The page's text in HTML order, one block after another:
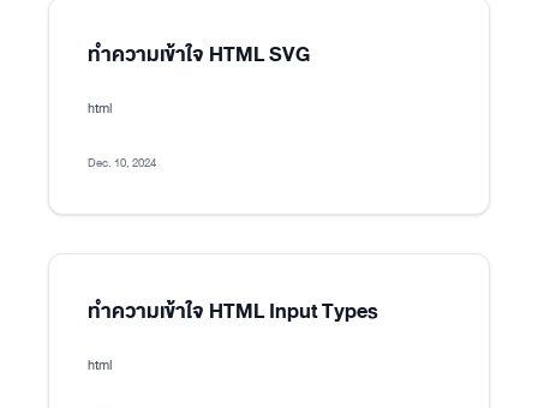
ทำความเข้าใจ HTML SVG
html
Dec. 10, 2024
ทำความเข้าใจ HTML Input Types
html